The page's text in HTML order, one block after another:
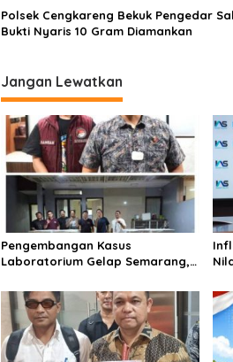
9
B
K
N
I
-
A
D
Polsek Cengkareng Bekuk Pengedar
Bukti Nyaris 10 Gram Diamankan
Jangan Lewatkan
Pengembangan Kasus
Laboratorium Gelap Semarang,
Ditangkap di Cakung Hingga Sita
1,5 Ton Bahan Baku